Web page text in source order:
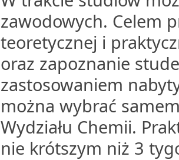
zawodowych. Celem
teoretycznej i
oraz zapoznanie
zastosowaniem
można wybrać
Wydziału Chemii.
nie krótszym niż 3